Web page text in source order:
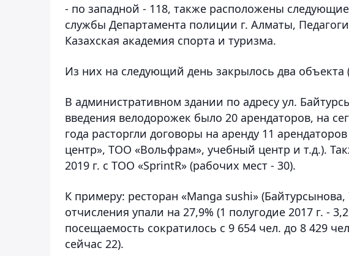
- по западной - 118, также расположены
службы Департамента полиции г. Алматы,
Казахская академия спорта и туризма.
Из них на следующий день закрылось два объекта
В административном здании по адресу ул.
введения велодорожек было 20 арендаторов, на
года расторгли договоры на аренду 11
центр», ТОО «Вольфрам», учебный центр и т.д.).
2019 г. с ТОО «SprintR» (рабочих мест - 30).
К примеру: ресторан «Manga sushi»
отчисления упали на 27,9% (1 полугодие 2017 г. -
посещаемость сократилось с 9 654 чел. до 8 429
сейчас 22).